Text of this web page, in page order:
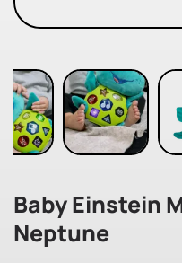
Baby Einstein
Neptune